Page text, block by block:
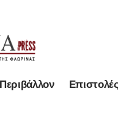
Περιβάλλον